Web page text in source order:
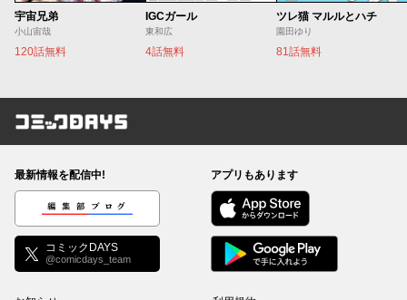
宇宙兄弟
小山宙哉
120話無料
IGCガール
東和広
4話無料
ツレ猫 マルルとハチ
園田ゆり
81話無料
コミックDAYS
最新情報を配信中!
編集部ブログ
コミックDAYS
@comicdays_team
アプリもあります